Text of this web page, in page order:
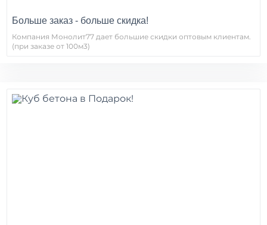
Больше заказ - больше скидка!
Компания Монолит77 дает большие скидки оптовым клиентам.
(при заказе от 100м3)